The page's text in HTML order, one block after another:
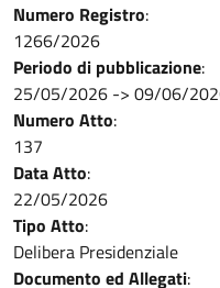
Numero Registro:
1266/2026
Periodo di pubblicazione:
25/05/2026 -> 09/06/
Numero Atto:
137
Data Atto:
22/05/2026
Tipo Atto:
Delibera Presidenziale
Documento ed Allegati: